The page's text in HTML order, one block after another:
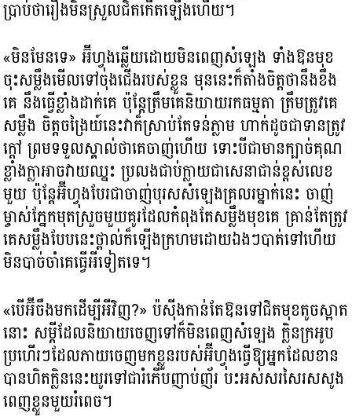
ប្រាប់ថារឿងមិនស្រួលជិតកើតឡើងហើយ។
«មិនមែនទេ» អ៊ីហ្វុងឆ្លើយដោយមិនពេញសំឡេង ទាំងឱនមុខ
ចុះសម្លឹងមើលទៅចុងជើងរបស់ខ្លួន មុននេះក៏តាំងចិត្តថានឹងខឹង
គេ នឹងធ្វើខ្លាំងដាក់គេ ប៉ុន្តែត្រឹមគេនិយាយរកធម្មតា ត្រឹមត្រូវគេ
សម្លឹង ចិត្តចង្រៃយ៍នេះវាក៏ស្រាប់តែទន់ភ្លាម ហាក់ដូចជាទានត្រូវ
ក្ដៅ ព្រមទទួលស្គាល់ថាគេចាញ់ហើយ ទោះបីជាមានក្បាច់គុណ
ខ្លាំងក្លាអាចវាយឈ្នះ ប្រលងជាប់ក្លាយជាសេនាជាន់ខ្ពស់លេខ
មួយ ប៉ុន្តែអ៊ីហ្វុងបែរជាចាញ់បុរសសំឡេងគ្រលរម្នាក់នេះ ចាញ់
ម្ចាស់ភ្នែកមុតស្រួចមួយគូរដែលកំពុងតែសម្លឹងមុខគេ គ្រាន់តែត្រូវ
គេសម្លឹងបែបនេះថ្ពាល់ក៏ឡើងក្រហមដោយឯងៗបាត់ទៅហើយ
មិនបាច់ចាំគេធ្វើអីទៀតទេ។
«បើអ៊ីចឹងមកដើម្បីអីវិញ​?​» ប៉ស៊ីងកាន់តែឱនទៅជិតមុខតូចស្អាត
នោះ សម្ដីដែលនិយាយចេញទៅក៏មិនពេញសំឡេង ក្លិនក្រអូប
ប្រហើរៗដែលភាយចេញមកខ្លួនរបស់អ៊ីហ្វុងធ្វើឱ្យអ្នកដែលខាន
បានហិតក្លិននេះយូរទៅជារំភើបញាប់ញ័រ បះអស់សរសៃរសសូង
ពេញខ្លួនមួយរំពេច។